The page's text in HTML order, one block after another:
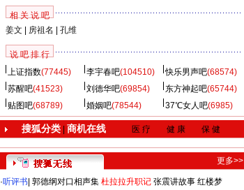
相 关 说 吧
姜文
房祖名 孔维
说 吧 排 行
上证指数(77445) 李宇春吧(104510) 快乐男声吧(68574)
苏醒吧(41523) 刘德华吧(69854) 东方神起吧(65744)
贴图吧(68789) 婚姻吧(78544) 37℃女人吧(6985)
搜狐分类| 商机在线 医 疗 健 康 保 健
更多>>
·听评书 郭德纲对口相声集 杜拉拉升职记 张震讲故事 红楼梦